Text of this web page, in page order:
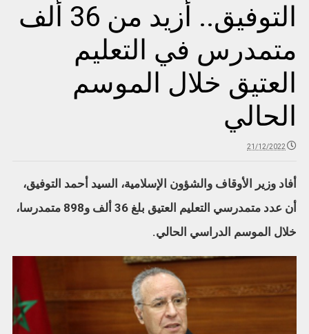
التوفيق.. أزيد من 36 ألف
متمدرس في التعليم
العتيق خلال الموسم
الحالي
21/12/2022
أفاد وزير الأوقاف والشؤون الإسلامية، السيد أحمد التوفيق،
أن عدد متمدرسي التعليم العتيق بلغ 36 ألف و898 متمدرسا،
خلال الموسم الدراسي الحالي.